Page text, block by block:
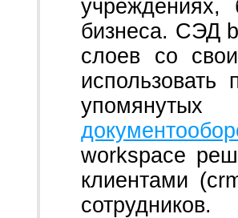
учреждениях,
бизнеса. СЭД
слоев со
workspace
клиентами
сотрудников.